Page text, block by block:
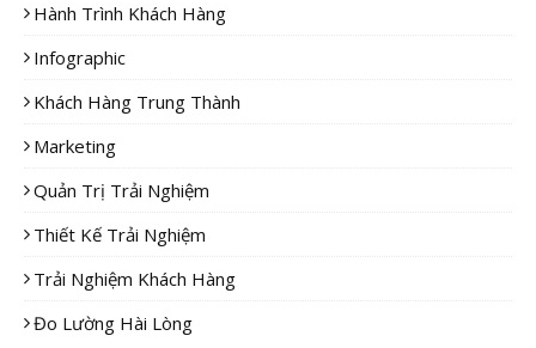
Hành Trình Khách Hàng
Infographic
Khách Hàng Trung Thành
Marketing
Quản Trị Trải Nghiệm
Thiết Kế Trải Nghiệm
Trải Nghiệm Khách Hàng
Đo Lường Hài Lòng